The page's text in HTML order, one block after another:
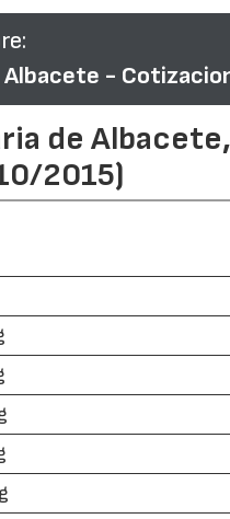
-
de
2015)